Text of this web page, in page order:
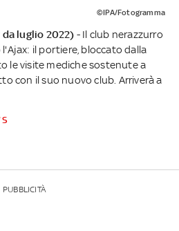
©IPA/Fotogramma
da luglio 2022) - Il club nerazzurro
il portiere, bloccato dalla
le visite mediche sostenute a
con il suo nuovo club. Arriverà a
PUBBLICITÀ